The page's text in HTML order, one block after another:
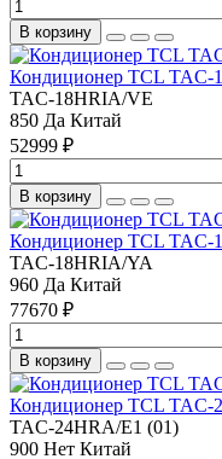
В корзину
Кондиционер TCL TAC-
TAC-18HRIA/VE
850 Да Китай
52999 ₽
В корзину
Кондиционер TCL TAC-
TAC-18HRIA/YA
960 Да Китай
77670 ₽
В корзину
Кондиционер TCL TAC-
TAC-24HRA/E1 (01)
900 Нет Китай